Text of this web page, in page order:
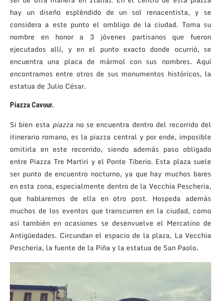
hay un diseño espléndido de un sol renacentista, y se
considera a este punto el ombligo de la ciudad. Toma su
nombre en honor a 3 jóvenes partisanos que fueron
ejecutados allí, y en el punto exacto donde ocurrió, se
encuentra una placa de mármol con sus nombres. Aquí
encontramos entre otros de sus monumentos históricos, la
estatua de Julio César.
Piazza Cavour.
Si bien esta piazza no se encuentra dentro del recorrido del
itinerario romano, es la piazza central y por ende, imposible
omitirla en este recorrido, siendo además paso obligado
entre Piazza Tre Martiri y el Ponte Tiberio. Esta plaza suele
ser punto de encuentro nocturno, ya que hay muchos bares
en esta zona, especialmente dentro de la Vecchia Pescheria,
que hablaremos de ella en otro post. Hospeda además
muchos de los eventos que transcurren en la ciudad, como
así también en ocasiones se desenvuelve el Mercatino de
Antigüedades. Circundan el espacio de la plaza, La Vecchia
Pescheria, la fuente de la Piña y la estatua de San Paolo.